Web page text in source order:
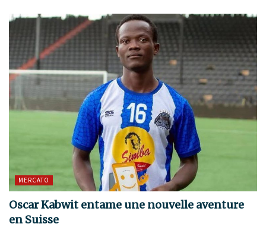
MERCATO
Oscar Kabwit entame une nouvelle aventure
en Suisse